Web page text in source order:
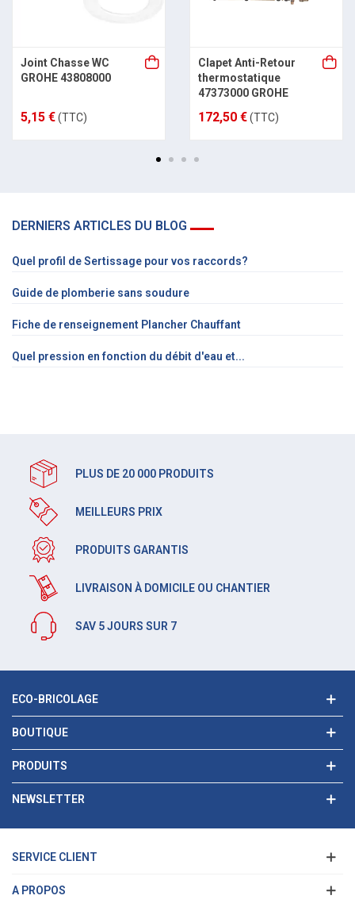
Joint Chasse WC
GROHE 43808000
5,15 €(TTC)
Clapet Anti-Retour
thermostatique
47373000 GROHE
172,50 €(TTC)
DERNIERS ARTICLES DU BLOG
Quel profil de Sertissage pour vos raccords?
Guide de plomberie sans soudure
Fiche de renseignement Plancher Chauffant
Quel pression en fonction du débit d'eau et...
PLUS DE 20 000 PRODUITS
MEILLEURS PRIX
PRODUITS GARANTIS
LIVRAISON À DOMICILE OU CHANTIER
SAV 5 JOURS SUR 7
ECO-BRICOLAGE
BOUTIQUE
PRODUITS
NEWSLETTER
SERVICE CLIENT
A PROPOS